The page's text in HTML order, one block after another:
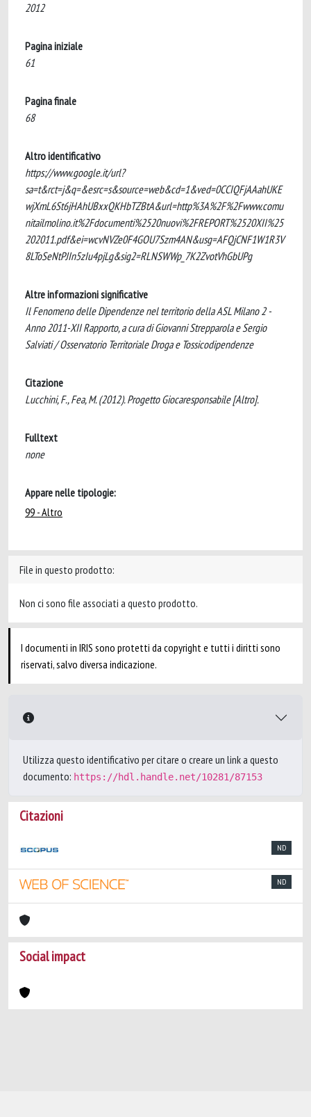
2012
Pagina iniziale
61
Pagina finale
68
Altro identificativo
https://www.google.it/url?
sa=t&rct=j&q=&esrc=s&source=web&cd=1&ved=0CCIQFjAAahUKE
wjXmL6St6jHAhUBxxQKHbTZBtA&url=http%3A%2F%2Fwww.comu
nitailmolino.it%2Fdocumenti%2520nuovi%2FREPORT%2520XII%25
202011.pdf&ei=wcvNVZe0F4GOU7Szm4AN&usg=AFQjCNF1W1R3V
8LToSeNtPJIn5zIu4pjLg&sig2=RLNSWWp_7K2ZvotVhGbUPg
Altre informazioni significative
Il Fenomeno delle Dipendenze nel territorio della ASL Milano 2 -
Anno 2011-XII Rapporto, a cura di Giovanni Strepparola e Sergio
Salviati / Osservatorio Territoriale Droga e Tossicodipendenze
Citazione
Lucchini, F., Fea, M. (2012). Progetto Giocaresponsabile [Altro].
Fulltext
none
Appare nelle tipologie:
99 - Altro
File in questo prodotto:
Non ci sono file associati a questo prodotto.
I documenti in IRIS sono protetti da copyright e tutti i diritti sono
riservati, salvo diversa indicazione.
Utilizza questo identificativo per citare o creare un link a questo
documento: https://hdl.handle.net/10281/87153
Citazioni
ND
ND
Social impact